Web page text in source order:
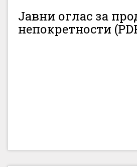
Јавни оглас за
непокретности